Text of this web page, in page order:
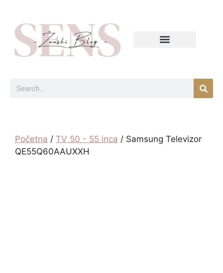
Početna / TV 50 - 55 inca / Samsung Televizor
QE55Q60AAUXXH